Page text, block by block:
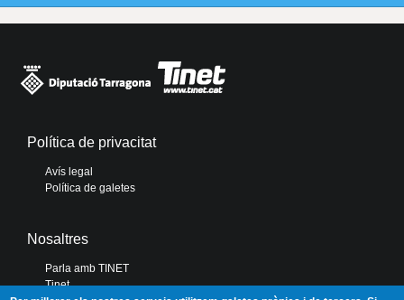
Política de privacitat
Avís legal
Política de galetes
Nosaltres
Parla amb TINET
Tinet